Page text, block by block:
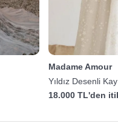
Madame Amour
Yıldız Desenli
18.000 TL'den